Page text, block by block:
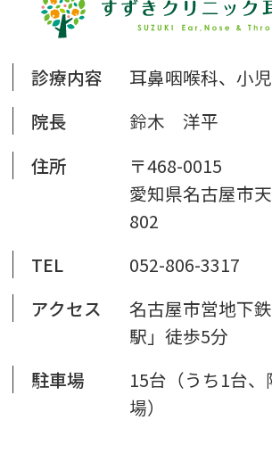
診療内容
耳鼻咽喉科、小
院長
鈴木 洋平
住所
〒468-0015
愛知県名古屋市
802
TEL
052-806-3317
アクセス
名古屋市営地下
駅」徒歩5分
駐車場
15台（うち1台
場）